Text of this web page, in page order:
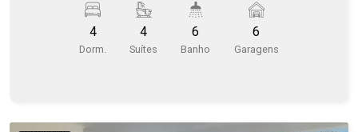
quintal gramado com espaço de garagem para
vários carros.
4
Dorm.
4
Suítes
6
Banho
6
Garagens